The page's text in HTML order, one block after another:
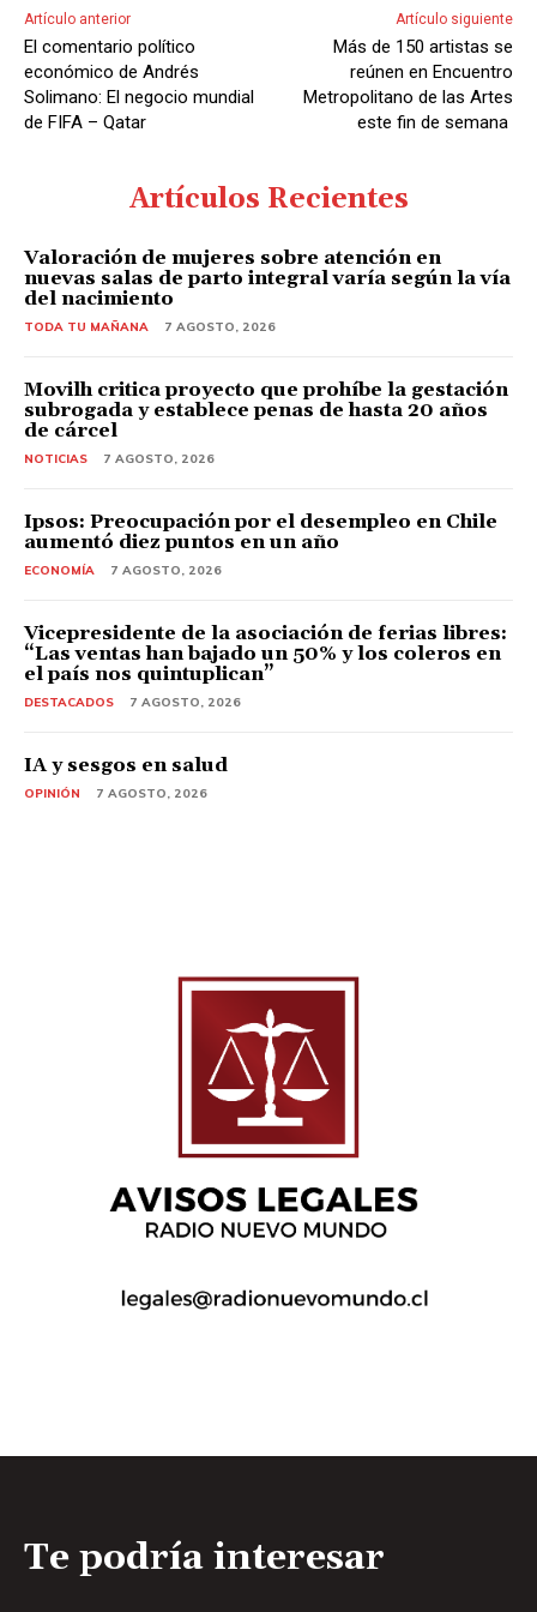
o
Artículo anterior
El comentario político
económico de Andrés
Solimano: El negocio mundial
de FIFA – Qatar
Artículo siguiente
Más de 150 artistas se
reúnen en Encuentro
Metropolitano de las Artes
este fin de semana
Artículos Recientes
Valoración de mujeres sobre atención en
nuevas salas de parto integral varía según la vía
del nacimiento
TODA TU MAÑANA 7 AGOSTO, 2026
Movilh critica proyecto que prohíbe la gestación
subrogada y establece penas de hasta 20 años
de cárcel
NOTICIAS 7 AGOSTO, 2026
Ipsos: Preocupación por el desempleo en Chile
aumentó diez puntos en un año
ECONOMÍA 7 AGOSTO, 2026
Vicepresidente de la asociación de ferias libres:
“Las ventas han bajado un 50% y los coleros en
el país nos quintuplican”
DESTACADOS 7 AGOSTO, 2026
IA y sesgos en salud
OPINIÓN 7 AGOSTO, 2026
Te podría interesar